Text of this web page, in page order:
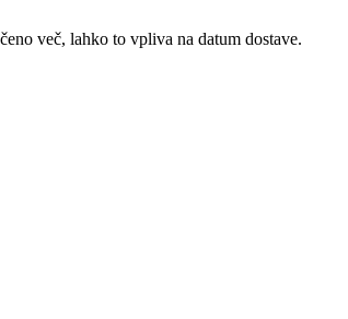
več, lahko to vpliva na datum dostave.